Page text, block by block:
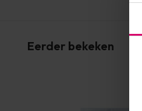
Eerder bekeken